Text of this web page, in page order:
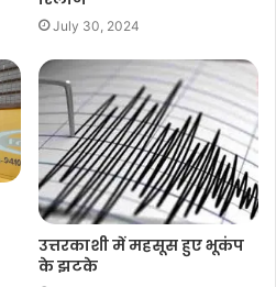
July 30, 2024
उत्तरकाशी में महसूस हुए भूकंप
के झटके